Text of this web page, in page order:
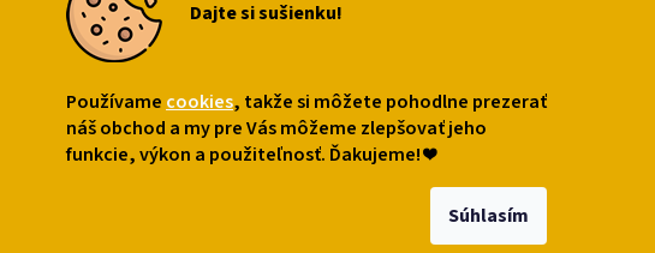
Dajte si sušienku!
Používame cookies, takže si môžete pohodlne prezerať
náš obchod a my pre Vás môžeme zlepšovať jeho
funkcie, výkon a použiteľnosť. Ďakujeme!❤
Súhlasím